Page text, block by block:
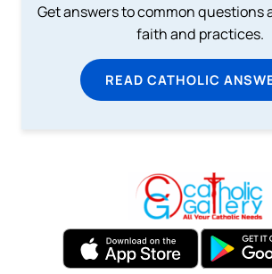
Get answers to common questions
faith and practices.
READ CATHOLIC